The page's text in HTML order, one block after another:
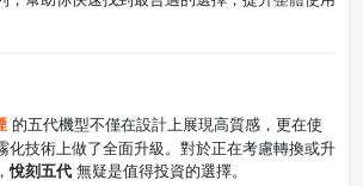
的五代機型不僅在設計上展現高質感，更在使
化技術上做了全面升級。對於正在考慮轉換或升
悅刻五代 無疑是值得投資的選擇。